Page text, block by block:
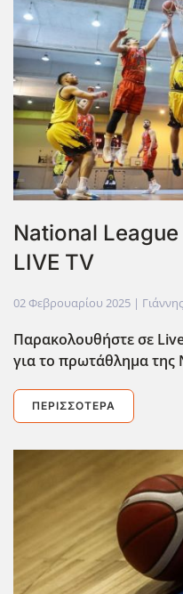
National
LIVE TV
02 Φεβρουαρίου 2025 |
Παρακολουθήστε σε
για το πρωτάθλημα της
ΠΕΡΙΣΣΌΤΕΡΑ